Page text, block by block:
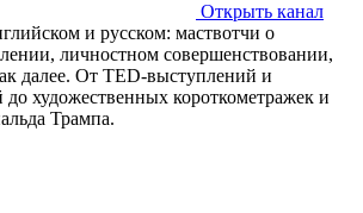
Открыть канал
и русском: маствотчи о
личностном совершенствовании,
далее. От TED-выступлений и
до художественных короткометражек и
Трампа.